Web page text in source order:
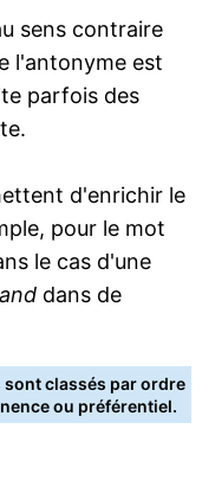
sens contraire
l'antonyme est
parfois des
d'enrichir le
pour le mot
le cas d'une
dans de
classés par ordre
ou préférentiel.